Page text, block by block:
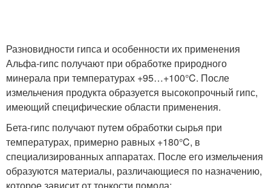
оштукатуривания
Разновидности гипса и особенности их применения
Альфа-гипс получают при обработке природного
минерала при температурах +95…+100°C. После
измельчения продукта образуется высокопрочный гипс,
имеющий специфические области применения.
Бета-гипс получают путем обработки сырья при
температурах, примерно равных +180°C, в
специализированных аппаратах. После его измельчения
образуются материалы, различающиеся по назначению,